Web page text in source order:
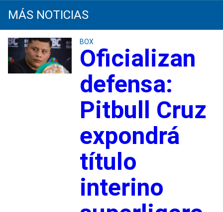
MÁS NOTICIAS
BOX
Oficializan
defensa:
Pitbull Cruz
expondrá
título
interino